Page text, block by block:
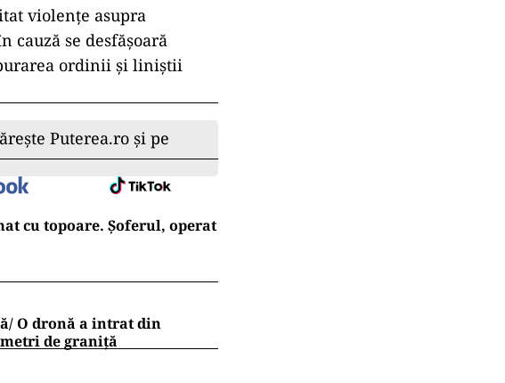
violenţe asupra
cauză se desfăşoară
ordinii şi liniştii
Puterea.ro și pe
cu topoare. Șoferul, operat
O dronă a intrat din
de graniţă